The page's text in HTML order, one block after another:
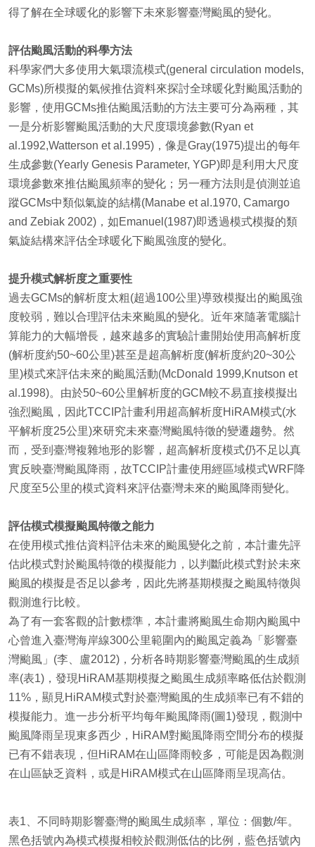
得了解在全球暖化的影響下未來影響臺灣颱風的變化。
評估颱風活動的科學方法
科學家們大多使用大氣環流模式(general circulation models,
GCMs)所模擬的氣候推估資料來探討全球暖化對颱風活動的
影響，使用GCMs推估颱風活動的方法主要可分為兩種，其
一是分析影響颱風活動的大尺度環境參數(Ryan et
al.1992,Watterson et al.1995)，像是Gray(1975)提出的每年
生成參數(Yearly Genesis Parameter, YGP)即是利用大尺度
環境參數來推估颱風頻率的變化；另一種方法則是偵測並追
蹤GCMs中類似氣旋的結構(Manabe et al.1970, Camargo
and Zebiak 2002)，如Emanuel(1987)即透過模式模擬的類
氣旋結構來評估全球暖化下颱風強度的變化。
提升模式解析度之重要性
過去GCMs的解析度太粗(超過100公里)導致模擬出的颱風強
度較弱，難以合理評估未來颱風的變化。近年來隨著電腦計
算能力的大幅增長，越來越多的實驗計畫開始使用高解析度
(解析度約50~60公里)甚至是超高解析度(解析度約20~30公
里)模式來評估未來的颱風活動(McDonald 1999,Knutson et
al.1998)。由於50~60公里解析度的GCM較不易直接模擬出
強烈颱風，因此TCCIP計畫利用超高解析度HiRAM模式(水
平解析度25公里)來研究未來臺灣颱風特徵的變遷趨勢。然
而，受到臺灣複雜地形的影響，超高解析度模式仍不足以真
實反映臺灣颱風降雨，故TCCIP計畫使用經區域模式WRF降
尺度至5公里的模式資料來評估臺灣未來的颱風降雨變化。
評估模式模擬颱風特徵之能力
在使用模式推估資料評估未來的颱風變化之前，本計畫先評
估此模式對於颱風特徵的模擬能力，以判斷此模式對於未來
颱風的模擬是否足以參考，因此先將基期模擬之颱風特徵與
觀測進行比較。
為了有一套客觀的計數標準，本計畫將颱風生命期內颱風中
心曾進入臺灣海岸線300公里範圍內的颱風定義為「影響臺
灣颱風」(李、盧2012)，分析各時期影響臺灣颱風的生成頻
率(表1)，發現HiRAM基期模擬之颱風生成頻率略低估於觀測
11%，顯見HiRAM模式對於臺灣颱風的生成頻率已有不錯的
模擬能力。進一步分析平均每年颱風降雨(圖1)發現，觀測中
颱風降雨呈現東多西少，HiRAM對颱風降雨空間分布的模擬
已有不錯表現，但HiRAM在山區降雨較多，可能是因為觀測
在山區缺乏資料，或是HiRAM模式在山區降雨呈現高估。
表1、不同時期影響臺灣的颱風生成頻率，單位：個數/年。
黑色括號內為模式模擬相較於觀測低估的比例，藍色括號內